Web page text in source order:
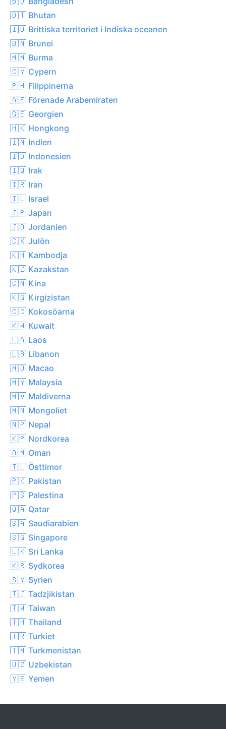
🇧🇹 Bhutan
🇮🇴 Brittiska territoriet i Indiska oceanen
🇧🇳 Brunei
🇲🇲 Burma
🇨🇾 Cypern
🇵🇭 Filippinerna
🇦🇪 Förenade Arabemiraten
🇬🇪 Georgien
🇭🇰 Hongkong
🇮🇳 Indien
🇮🇩 Indonesien
🇮🇶 Irak
🇮🇷 Iran
🇮🇱 Israel
🇯🇵 Japan
🇯🇴 Jordanien
🇨🇽 Julön
🇰🇭 Kambodja
🇰🇿 Kazakstan
🇨🇳 Kina
🇰🇬 Kirgizistan
🇨🇨 Kokosöarna
🇰🇼 Kuwait
🇱🇦 Laos
🇱🇧 Libanon
🇲🇴 Macao
🇲🇾 Malaysia
🇲🇻 Maldiverna
🇲🇳 Mongoliet
🇳🇵 Nepal
🇰🇵 Nordkorea
🇴🇲 Oman
🇹🇱 Östtimor
🇵🇰 Pakistan
🇵🇸 Palestina
🇶🇦 Qatar
🇸🇦 Saudiarabien
🇸🇬 Singapore
🇱🇰 Sri Lanka
🇰🇷 Sydkorea
🇸🇾 Syrien
🇹🇯 Tadzjikistan
🇹🇼 Taiwan
🇹🇭 Thailand
🇹🇷 Turkiet
🇹🇲 Turkmenistan
🇺🇿 Uzbekistan
🇾🇪 Yemen